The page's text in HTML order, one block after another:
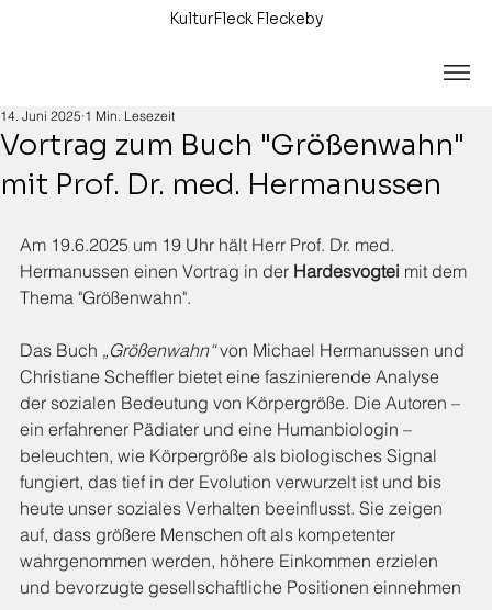
KulturFleck Fleckeby
Vortrag zum Buch "Größenwahn"
mit Prof. Dr. med. Hermanussen
14. Juni 2025 1 Min. Lesezeit
Am 19.6.2025 um 19 Uhr hält Herr Prof. Dr. med.
Hermanussen einen Vortrag in der Hardesvogtei mit dem
Thema "Größenwahn".
Das Buch „Größenwahn“ von Michael Hermanussen und
Christiane Scheffler bietet eine faszinierende Analyse
der sozialen Bedeutung von Körpergröße. Die Autoren –
ein erfahrener Pädiater und eine Humanbiologin –
beleuchten, wie Körpergröße als biologisches Signal
fungiert, das tief in der Evolution verwurzelt ist und bis
heute unser soziales Verhalten beeinflusst. Sie zeigen
auf, dass größere Menschen oft als kompetenter
wahrgenommen werden, höhere Einkommen erzielen
und bevorzugte gesellschaftliche Positionen einnehmen